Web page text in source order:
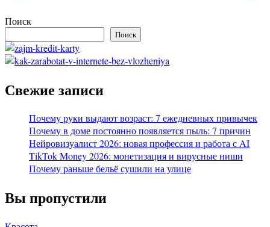
Поиск
Поиск
Свежие записи
Почему руки выдают возраст: 7 ежедневных привычек
Почему в доме постоянно появляется пыль: 7 причин
Нейровизуалист 2026: новая профессия и работа с AI
TikTok Money 2026: монетизация и вирусные ниши
Почему раньше бельё сушили на улице
Вы пропустили